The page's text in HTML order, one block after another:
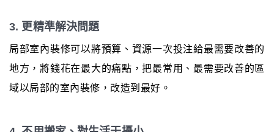
3. 更精準解決問題
局部室內裝修可以將預算、資源一次投注給最需要改善的
地方，將錢花在最大的痛點，把最常用、最需要改善的區
域以局部的室內裝修，改造到最好。